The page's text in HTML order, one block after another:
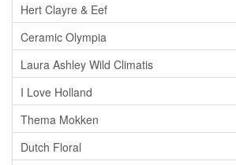
Hert Clayre & Eef
Ceramic Olympia
Laura Ashley Wild Climatis
I Love Holland
Thema Mokken
Dutch Floral